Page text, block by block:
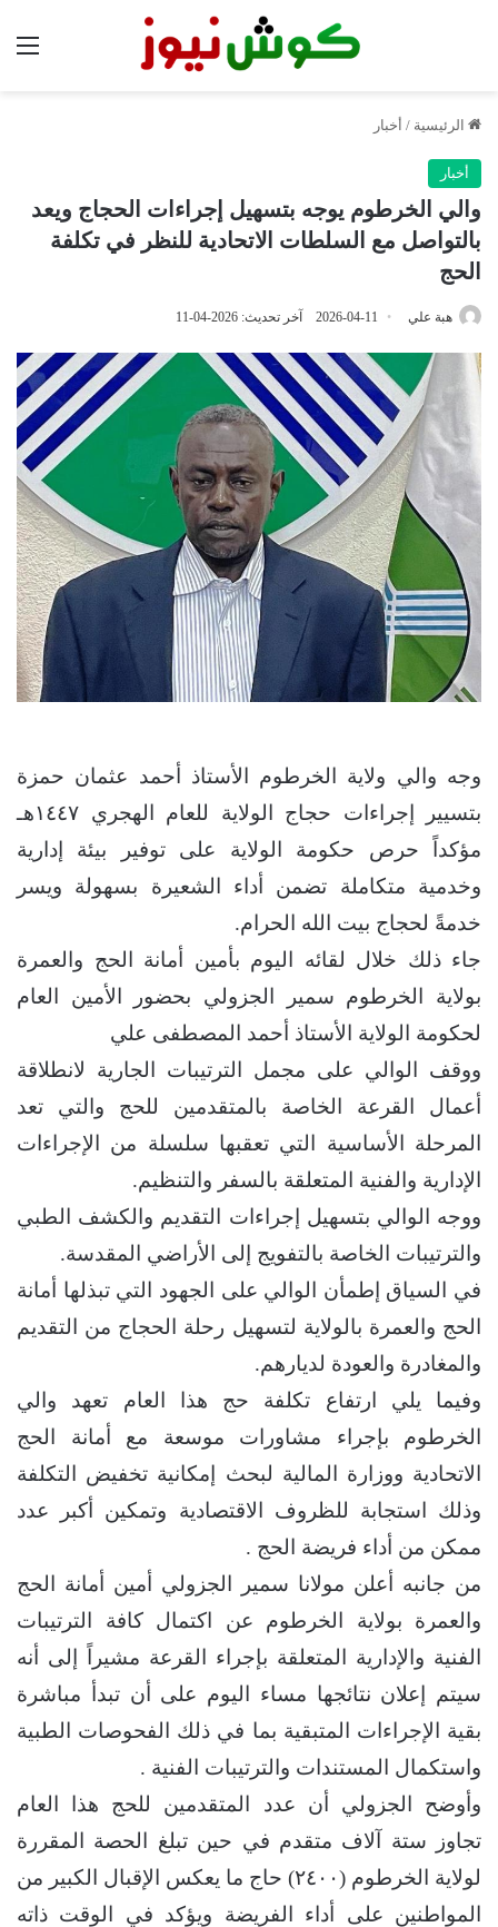
الرئيسية / أخبار
أخبار
والي الخرطوم يوجه بتسهيل إجراءات الحجاج ويعد
بالتواصل مع السلطات الاتحادية للنظر في تكلفة
الحج
هبة علي 2026-04-11 آخر تحديث: 2026-04-11
وجه والي ولاية الخرطوم الأستاذ أحمد عثمان حمزة
بتسيير إجراءات حجاج الولاية للعام الهجري ١٤٤٧هـ
مؤكداً حرص حكومة الولاية على توفير بيئة إدارية
وخدمية متكاملة تضمن أداء الشعيرة بسهولة ويسر
خدمةً لحجاج بيت الله الحرام.
جاء ذلك خلال لقائه اليوم بأمين أمانة الحج والعمرة
بولاية الخرطوم سمير الجزولي بحضور الأمين العام
لحكومة الولاية الأستاذ أحمد المصطفى علي
ووقف الوالي على مجمل الترتيبات الجارية لانطلاقة
أعمال القرعة الخاصة بالمتقدمين للحج والتي تعد
المرحلة الأساسية التي تعقبها سلسلة من الإجراءات
الإدارية والفنية المتعلقة بالسفر والتنظيم.
ووجه الوالي بتسهيل إجراءات التقديم والكشف الطبي
والترتيبات الخاصة بالتفويج إلى الأراضي المقدسة.
في السياق إطمأن الوالي على الجهود التي تبذلها أمانة
الحج والعمرة بالولاية لتسهيل رحلة الحجاج من التقديم
والمغادرة والعودة لديارهم.
وفيما يلي ارتفاع تكلفة حج هذا العام تعهد والي
الخرطوم بإجراء مشاورات موسعة مع أمانة الحج
الاتحادية ووزارة المالية لبحث إمكانية تخفيض التكلفة
وذلك استجابة للظروف الاقتصادية وتمكين أكبر عدد
ممكن من أداء فريضة الحج .
من جانبه أعلن مولانا سمير الجزولي أمين أمانة الحج
والعمرة بولاية الخرطوم عن اكتمال كافة الترتيبات
الفنية والإدارية المتعلقة بإجراء القرعة مشيراً إلى أنه
سيتم إعلان نتائجها مساء اليوم على أن تبدأ مباشرة
بقية الإجراءات المتبقية بما في ذلك الفحوصات الطبية
واستكمال المستندات والترتيبات الفنية .
وأوضح الجزولي أن عدد المتقدمين للحج هذا العام
تجاوز ستة آلاف متقدم في حين تبلغ الحصة المقررة
لولاية الخرطوم (٢٤٠٠) حاج ما يعكس الإقبال الكبير من
المواطنين على أداء الفريضة ويؤكد في الوقت ذاته